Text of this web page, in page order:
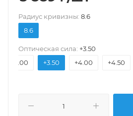
Pадиус кривизны: 8.6
8.6
Оптическая сила: +3.50
+3.00
+3.50 +4.00 +4.50